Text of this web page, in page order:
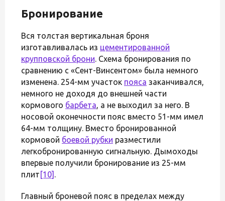
Бронирование
Вся толстая вертикальная броня
изготавливалась из цементированной
крупповской брони. Схема бронирования по
сравнению с «Сент-Винсентом» была немного
изменена. 254-мм участок пояса заканчивался,
немного не доходя до внешней части
кормового барбета, а не выходил за него. В
носовой оконечности пояс вместо 51-мм имел
64-мм толщину. Вместо бронированной
кормовой боевой рубки разместили
легкобронированную сигнальную. Дымоходы
впервые получили бронирование из 25-мм
плит [10] .
Главный броневой пояс в пределах между